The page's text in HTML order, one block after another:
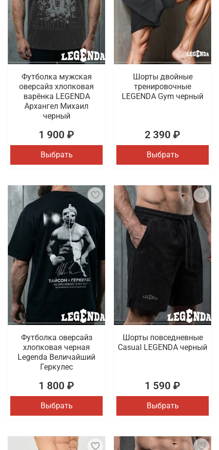
Футболка мужская
оверсайз хлопковая
варёнка LEGENDA
Архангел Михаил
черный
1 900 ₽
Выбрать
Шорты двойные
тренировочные
LEGENDA Gym черный
2 390 ₽
Выбрать
Футболка оверсайз
хлопковая черная
Legenda Величайший
Геркулес
1 800 ₽
Выбрать
Шорты повседневные
Casual LEGENDA черный
1 590 ₽
Выбрать